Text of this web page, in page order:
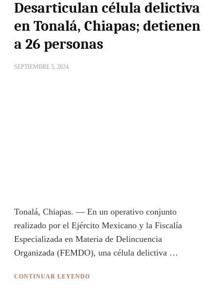
Desarticulan célula delictiva
en Tonalá, Chiapas; detienen
a 26 personas
SEPTIEMBRE 5, 2024
Tonalá, Chiapas. — En un operativo conjunto
realizado por el Ejército Mexicano y la Fiscalía
Especializada en Materia de Delincuencia
Organizada (FEMDO), una célula delictiva …
CONTINUAR LEYENDO